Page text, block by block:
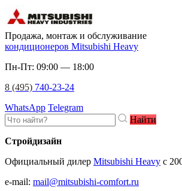
Продажа, монтаж и обслуживание
кондиционеров Mitsubishi Heavy
Пн-Пт: 09:00 — 18:00
8 (495) 740-23-24
WhatsApp Telegram
Найти
Стройдизайн
Официальный дилер Mitsubishi Heavy c
e-mail: mail@mitsubishi-comfort.ru